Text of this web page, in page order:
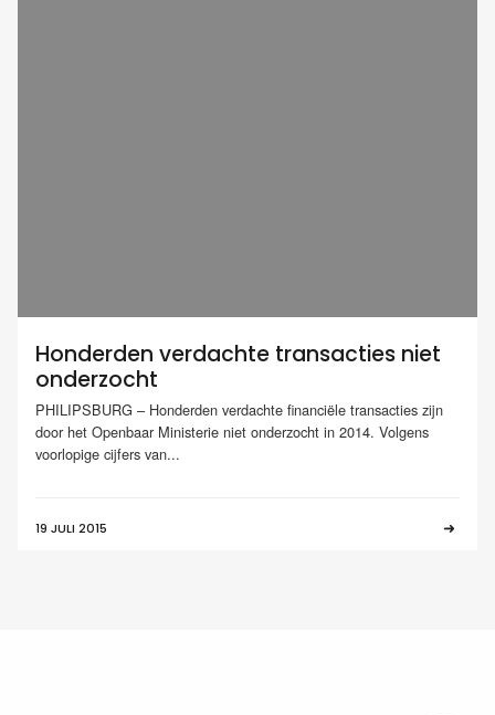
Honderden verdachte transacties niet
onderzocht
PHILIPSBURG – Honderden verdachte financiële transacties zijn
door het Openbaar Ministerie niet onderzocht in 2014. Volgens
voorlopige cijfers van...
19 JULI 2015